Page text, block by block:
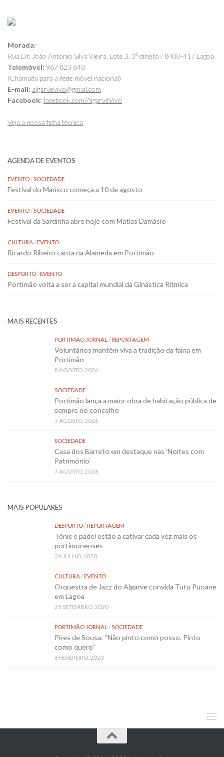
Morada:
Rua Dr. João António Silva Vieira, Lote 3, 3º direito / 8400-417 Lagoa
Telemóvel: 967 823 648
(Chamada para a rede móvel nacional)
E-mail: algarvevivo@gmail.com
Facebook: facebook.com/AlgarveVivo
Veja a nossa ficha técnica
AGENDA DE EVENTOS
EVENTO/SOCIEDADE
Festival do Marisco começa a 10 de agosto
EVENTO/SOCIEDADE
Festival da Sardinha abre hoje com Matias Damásio
CULTURA/EVENTO
Ricardo Ribeiro canta na Alameda em Portimão
DESPORTO/EVENTO
Portimão volta a ser a capital mundial da Ginástica Rítmica
MAIS RECENTES
PORTIMÃO JORNAL /REPORTAGEM
Voluntários mantêm viva a tradição da faina em
Portimão
8 AGOSTO, 2026
SOCIEDADE
Portimão lança a maior obra de habitação pública de
sempre no concelho
7 AGOSTO, 2026
SOCIEDADE
Casa dos Barreto em destaque nas ‘Noites com
Património’
7 AGOSTO, 2026
MAIS POPULARES
DESPORTO/REPORTAGEM
Ténis e padel estão a cativar cada vez mais os
portimonenses
24 JULHO, 2020
CULTURA/EVENTO
Orquestra de Jazz do Algarve convida Tutu Puoane
em Lagoa
25 SETEMBRO, 2020
PORTIMÃO JORNAL /SOCIEDADE
Pires de Sousa: “Não pinto como posso. Pinto
como quero”
6 FEVEREIRO, 2023